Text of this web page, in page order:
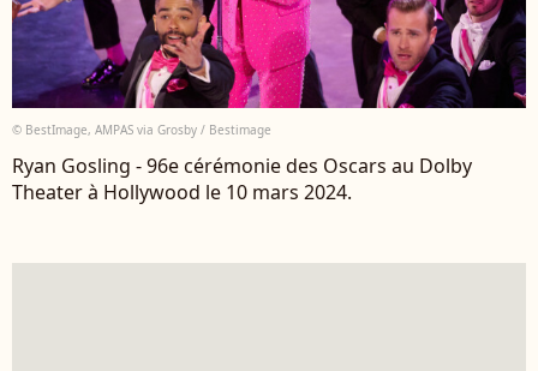
© BestImage, AMPAS via Grosby / Bestimage
Ryan Gosling - 96e cérémonie des Oscars au Dolby
Theater à Hollywood le 10 mars 2024.